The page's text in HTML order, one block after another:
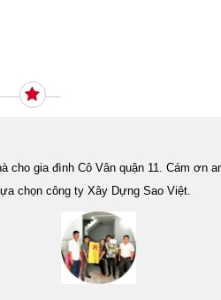
đình Cô Vân quận 11. Cám ơn anh Tính
ty Xây Dựng Sao Việt.